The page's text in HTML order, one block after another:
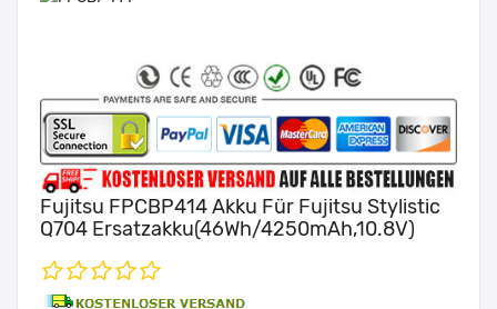
Fujitsu FPCBP414 Akku Für Fujitsu Stylistic
Q704 Ersatzakku(46Wh/4250mAh,10.8V)